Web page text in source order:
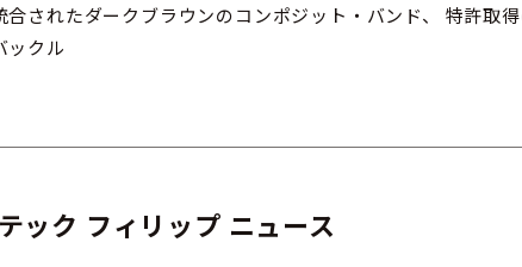
されたダークブラウンのコンポジット・バンド、 特許取
ックル
ック フィリップ ニュース